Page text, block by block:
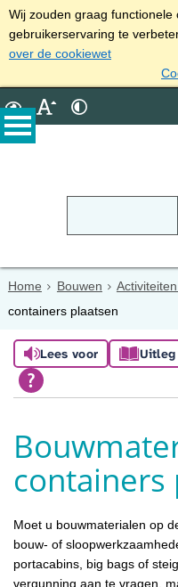
Wij zouden graag
gebruikerservaring te
over de cookiewet
Home Bouwen
containers plaatsen
Lees voor Uitleg
containers
Moet u bouwmaterialen op
bouw- of
portacabins, big bags of
vergunning aan te vragen,